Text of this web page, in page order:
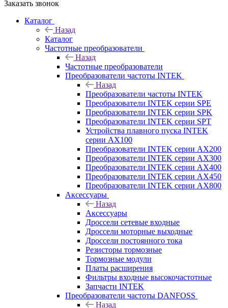
Заказать звонок
Каталог
Назад
Каталог
Частотные преобразователи
Назад
Частотные преобразователи
Преобразователи частоты INTEK
Назад
Преобразователи частоты INTEK
Преобразователи INTEK серии SPE
Преобразователи INTEK серии SPK
Преобразователи INTEK серии SPT
Устройства плавного пуска INTEK
серии AX100
Преобразователи INTEK серии AX200
Преобразователи INTEK серии AX300
Преобразователи INTEK серии AX400
Преобразователи INTEK серии AX450
Преобразователи INTEK серии AX800
Аксессуары
Назад
Аксессуары
Дроссели сетевые входные
Дроссели моторные выходные
Дроссели постоянного тока
Резисторы тормозные
Тормозные модули
Платы расширения
Фильтры входные высокочастотные
Запчасти INTEK
Преобразователи частоты DANFOSS
Назад